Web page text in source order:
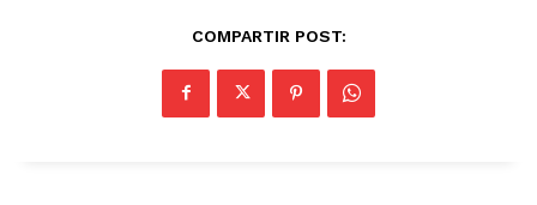
COMPARTIR POST: